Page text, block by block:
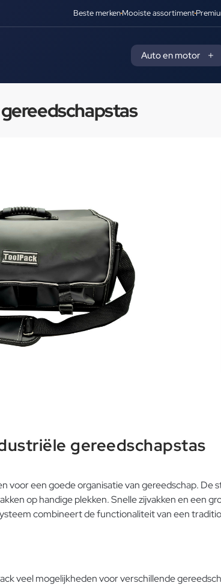
Beste merkenMooiste assortiment
Auto en motor
gereedschapstas
voor een goede organisatie van gereedschap.
op handige plekken. Snelle zijvakken en een
combineert de functionaliteit van een
veel mogelijkheden voor verschillende